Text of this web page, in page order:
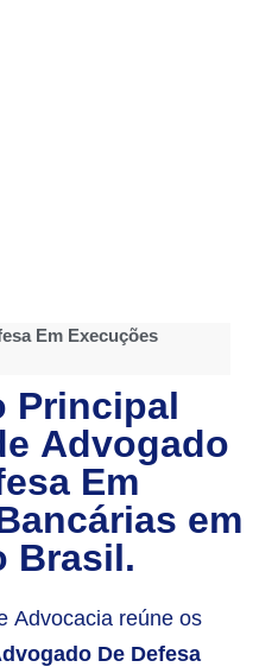
Em Execuções
Principal
Advogado
Em
em
Brasil.
Advocacia reúne os
De Defesa